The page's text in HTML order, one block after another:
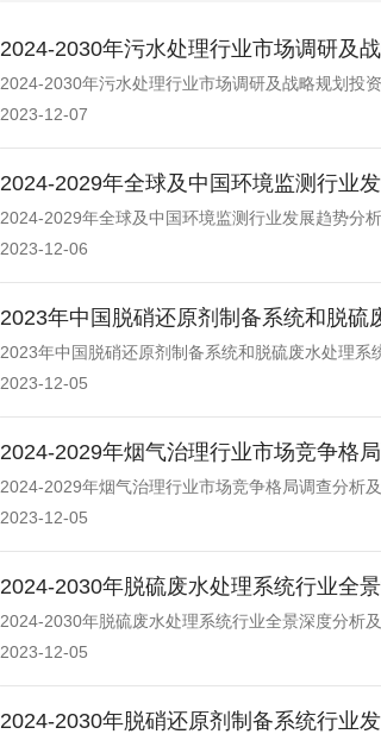
2024-2030年污水处理行业市场调研及
2024-2030年污水处理行业市场调研及战略规划投
2023-12-07
2024-2029年全球及中国环境监测行业
2024-2029年全球及中国环境监测行业发展趋势分
2023-12-06
2023年中国脱硝还原剂制备系统和脱硫
2023年中国脱硝还原剂制备系统和脱硫废水处理系
2023-12-05
2024-2029年烟气治理行业市场竞争格
2024-2029年烟气治理行业市场竞争格局调查分析
2023-12-05
2024-2030年脱硫废水处理系统行业全
2024-2030年脱硫废水处理系统行业全景深度分析
2023-12-05
2024-2030年脱硝还原剂制备系统行业